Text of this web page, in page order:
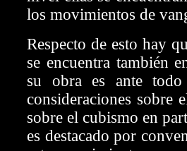
los movimientos de
Respecto de esto hay
se encuentra también
su obra es ante todo
consideraciones sobre
sobre el cubismo en
es destacado por